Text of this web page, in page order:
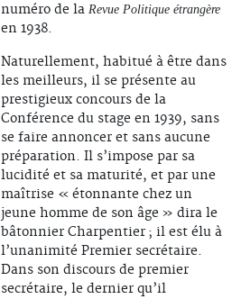
numéro de la Revue Politique étrangère
en 1938.
Naturellement, habitué à être dans
les meilleurs, il se présente au
prestigieux concours de la
Conférence du stage en 1939, sans
se faire annoncer et sans aucune
préparation. Il s’impose par sa
lucidité et sa maturité, et par une
maîtrise « étonnante chez un
jeune homme de son âge » dira le
bâtonnier Charpentier ; il est élu à
l’unanimité Premier secrétaire.
Dans son discours de premier
secrétaire, le dernier qu’il